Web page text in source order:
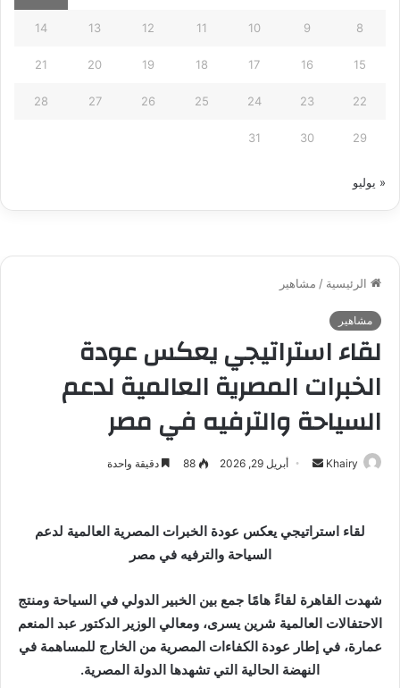
8
9
10
11
12
13
14
15
16
17
18
19
20
21
22
23
24
25
26
27
28
29
30
31
« يوليو